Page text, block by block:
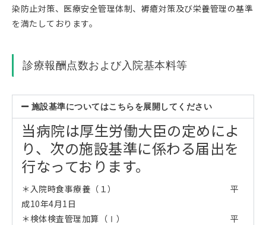
染防止対策、医療安全管理体制、褥瘡対策及び栄養管理の基準
を満たしております。
診療報酬点数および入院基本料等
施設基準についてはこちらを展開してください
当病院は厚生労働大臣の定めによ
り、次の施設基準に係わる届出を
行なっております。
＊入院時食事療養（１） 平
成10年4月1日
＊検体検査管理加算（Ⅰ） 平